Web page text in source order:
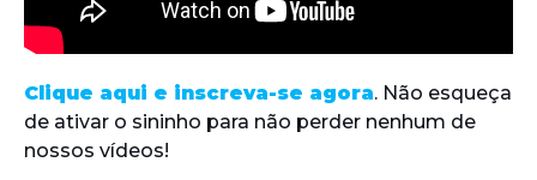
Clique aqui e inscreva-se agora. Não esqueça
de ativar o sininho para não perder nenhum de
nossos vídeos!